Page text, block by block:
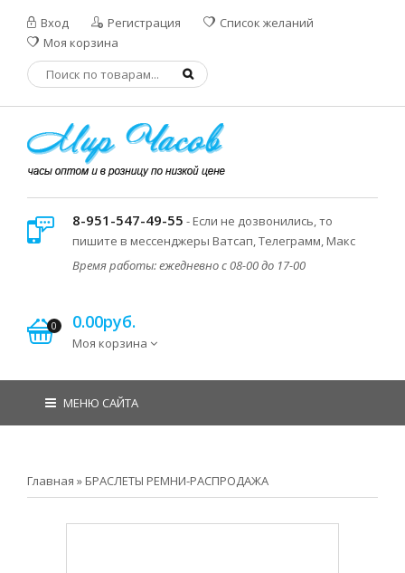
Вход Регистрация
Список желаний
Моя корзина
8-951-547-49-55 - Если не дозвонились, то
пишите в мессенджеры Ватсап, Телеграмм, Макс
Время работы: ежедневно с 08-00 до 17-00
0 0.00руб.
Моя корзина
МЕНЮ САЙТА
Главная » БРАСЛЕТЫ РЕМНИ-РАСПРОДАЖА